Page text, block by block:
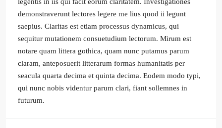
demonstraverunt lectores legere me lius quod ii legunt
saepius. Claritas est etiam processus dynamicus, qui
sequitur mutationem consuetudium lectorum. Mirum est
notare quam littera gothica, quam nunc putamus parum
claram, anteposuerit litterarum formas humanitatis per
seacula quarta decima et quinta decima. Eodem modo typi,
qui nunc nobis videntur parum clari, fiant sollemnes in
futurum.